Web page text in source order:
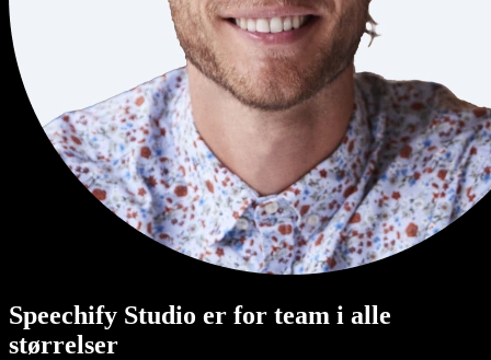
Speechify Studio er for team i alle
størrelser